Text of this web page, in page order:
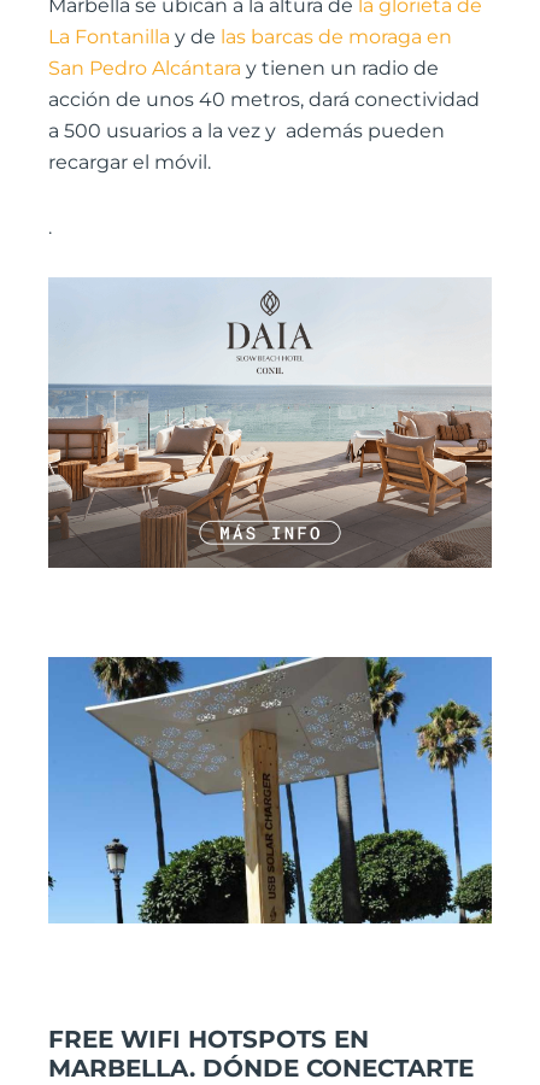
Marbella se ubican a la altura de la glorieta de
La Fontanilla y de las barcas de moraga en
San Pedro Alcántara y tienen un radio de
acción de unos 40 metros, dará conectividad
a 500 usuarios a la vez y además pueden
recargar el móvil.
.
FREE WIFI HOTSPOTS EN
MARBELLA. DÓNDE CONECTARTE